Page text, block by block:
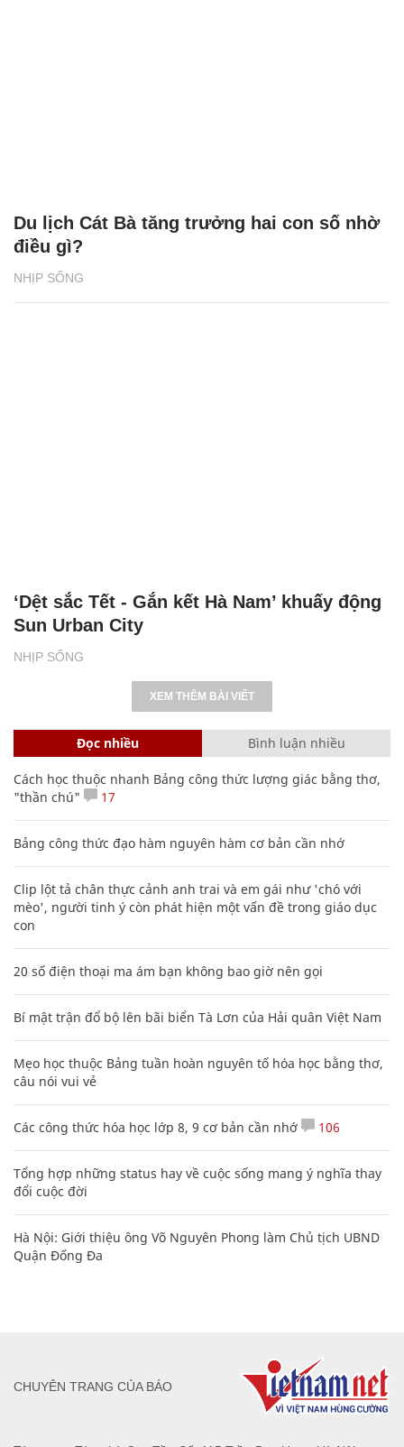
NHỊP SỐNG
Du lịch Cát Bà tăng trưởng hai con số nhờ
điều gì?
NHỊP SỐNG
‘Dệt sắc Tết - Gắn kết Hà Nam’ khuấy động
Sun Urban City
XEM THÊM BÀI VIẾT
Đọc nhiều Bình luận nhiều
Cách học thuộc nhanh Bảng công thức lượng giác bằng thơ,
"thần chú"
17
Bảng công thức đạo hàm nguyên hàm cơ bản cần nhớ
Clip lột tả chân thực cảnh anh trai và em gái như 'chó với
mèo', người tinh ý còn phát hiện một vấn đề trong giáo dục
con
20 số điện thoại ma ám bạn không bao giờ nên gọi
Bí mật trận đổ bộ lên bãi biển Tà Lơn của Hải quân Việt Nam
Mẹo học thuộc Bảng tuần hoàn nguyên tố hóa học bằng thơ,
câu nói vui vẻ
Các công thức hóa học lớp 8, 9 cơ bản cần nhớ 106
Tổng hợp những status hay về cuộc sống mang ý nghĩa thay
đổi cuộc đời
Hà Nội: Giới thiệu ông Võ Nguyên Phong làm Chủ tịch UBND
Quận Đống Đa
CHUYÊN TRANG CỦA BÁO